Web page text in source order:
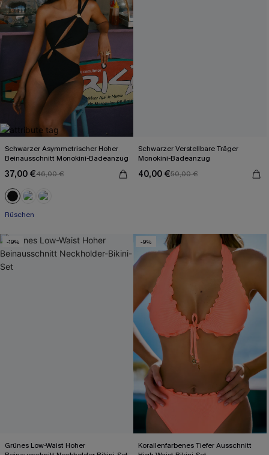
Schwarzer Asymmetrischer Hoher
Beinausschnitt Monokini-Badeanzug
37,00 €46,00 €
Rüschen
Schwarzer Verstellbare Träger
Monokini-Badeanzug
40,00 €50,00 €
-19%
Grünes Low-Waist Hoher
-9%
Korallenfarbenes Tiefer Ausschnitt